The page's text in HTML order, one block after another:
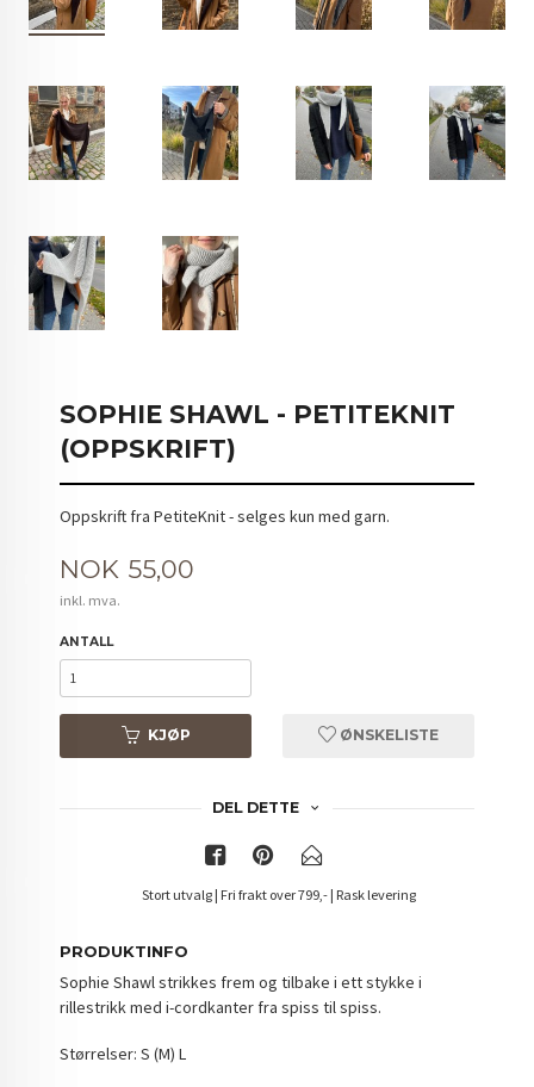
SOPHIE SHAWL - PETITEKNIT
(OPPSKRIFT)
Oppskrift fra PetiteKnit - selges kun med garn.
Pris
NOK 55,00
inkl. mva.
ANTALL
KJØP ØNSKELISTE
DEL DETTE
Stort utvalg | Fri frakt over 799,- | Rask levering
PRODUKTINFO
Sophie Shawl strikkes frem og tilbake i ett stykke i
rillestrikk med i-cordkanter fra spiss til spiss.
Størrelser: S (M) L